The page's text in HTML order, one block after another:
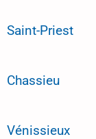
Saint-Priest
Chassieu
Vénissieux